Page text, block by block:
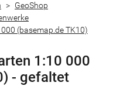
GeoShop
(basemap.de TK10)
1:10 000
- gefaltet